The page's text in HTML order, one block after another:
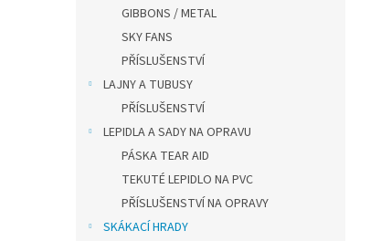
GIBBONS / METAL
SKY FANS
PŘÍSLUŠENSTVÍ
LAJNY A TUBUSY
PŘÍSLUŠENSTVÍ
LEPIDLA A SADY NA OPRAVU
PÁSKA TEAR AID
TEKUTÉ LEPIDLO NA PVC
PŘÍSLUŠENSTVÍ NA OPRAVY
SKÁKACÍ HRADY